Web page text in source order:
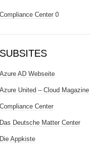
Compliance Center 0
SUBSITES
Azure AD Webseite
Azure United – Cloud Magazine
Compliance Center
Das Deutsche Matter Center
Die Appkiste